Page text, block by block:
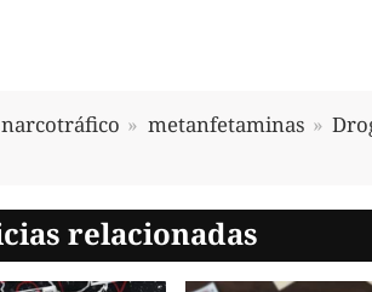
narcotráfico metanfetaminas
relacionadas